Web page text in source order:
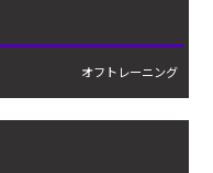
オフトレーニング